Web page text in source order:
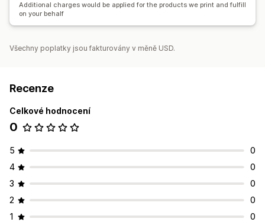
Additional charges would be applied for the products we print and fulfill
on your behalf
Všechny poplatky jsou fakturovány v měně USD.
Recenze
Celkové hodnocení
0
5
0
4
0
3
0
2
0
1
0